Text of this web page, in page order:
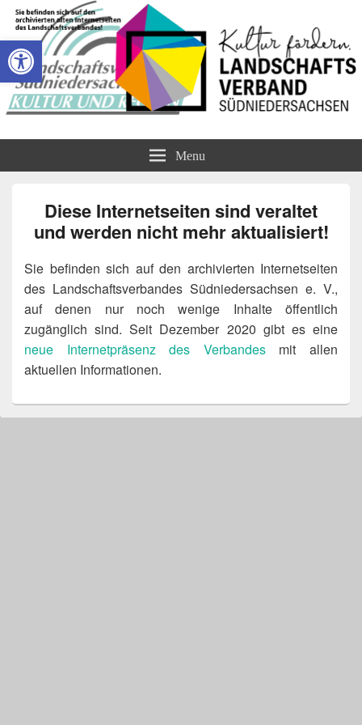
Open toolbar
Landschaftsverband
Südniedersachsen
Menu
Diese Internetseiten sind veraltet
und werden nicht mehr aktualisiert!
Sie befinden sich auf den archivierten Internetseiten
des Landschaftsverbandes Südniedersachsen e. V.,
auf denen nur noch wenige Inhalte öffentlich
zugänglich sind. Seit Dezember 2020 gibt es eine
neue Internetpräsenz des Verbandesmit allen
aktuellen Informationen.